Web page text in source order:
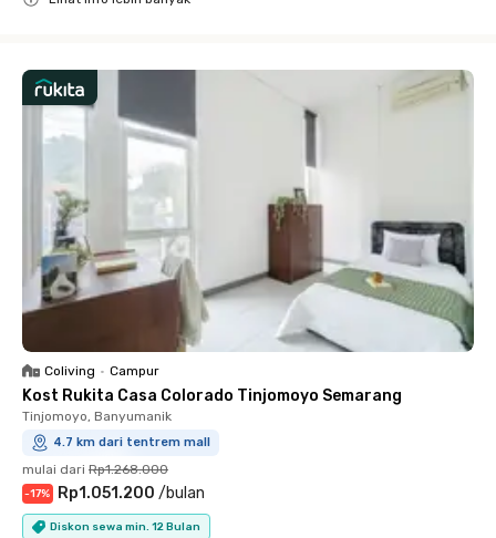
Coliving • Campur
Kost Rukita Casa Colorado Tinjomoyo Semarang
Tinjomoyo, Banyumanik
4.7 km dari tentrem mall
mulai dari Rp1.268.000
-17% Rp1.051.200 /bulan
Diskon sewa min. 12 Bulan